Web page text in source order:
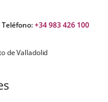
Teléfono:+34 983 426 100
de Valladolid